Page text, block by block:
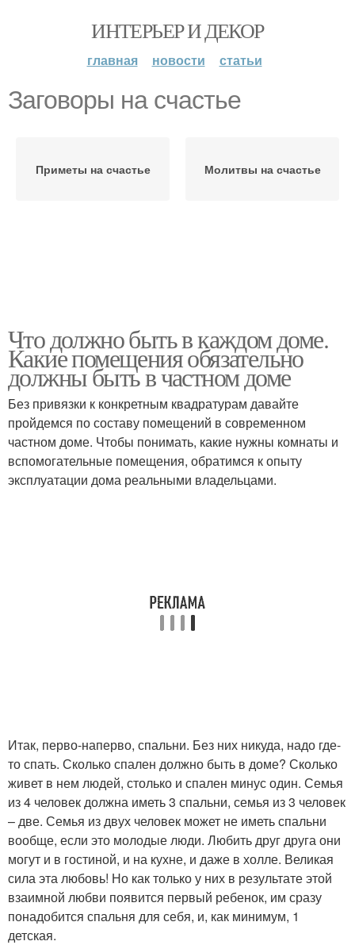
ИНТЕРЬЕР И ДЕКОР
главная новости статьи
Заговоры на счастье
Приметы на счастье Молитвы на счастье
Что должно быть в каждом доме.
Какие помещения обязательно
должны быть в частном доме
Без привязки к конкретным квадратурам давайте
пройдемся по составу помещений в современном
частном доме. Чтобы понимать, какие нужны комнаты и
вспомогательные помещения, обратимся к опыту
эксплуатации дома реальными владельцами.
Итак, перво-наперво, спальни. Без них никуда, надо где-
то спать. Сколько спален должно быть в доме? Сколько
живет в нем людей, столько и спален минус один. Семья
из 4 человек должна иметь 3 спальни, семья из 3 человек
– две. Семья из двух человек может не иметь спальни
вообще, если это молодые люди. Любить друг друга они
могут и в гостиной, и на кухне, и даже в холле. Великая
сила эта любовь! Но как только у них в результате этой
взаимной любви появится первый ребенок, им сразу
понадобится спальня для себя, и, как минимум, 1
детская.